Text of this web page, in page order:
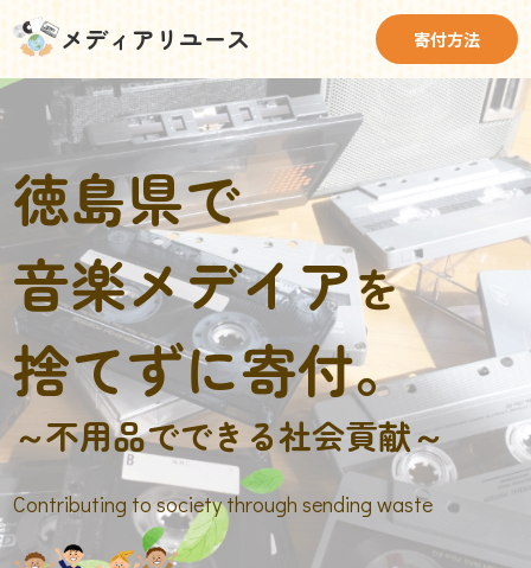
メディアリユース 寄付方法
徳島県で
音楽メデイアを
捨てずに寄付。
～不用品でできる社会貢献～
Contributing to society through sending waste